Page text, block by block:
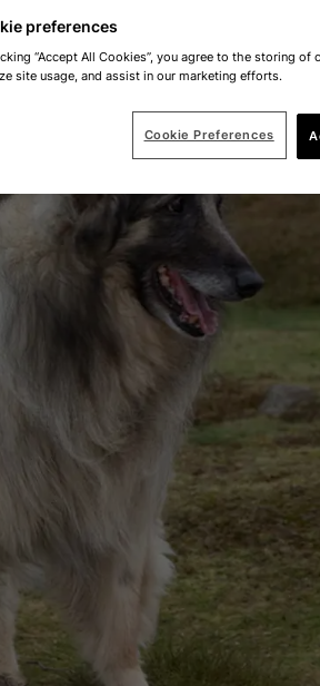
preferences
“Accept All Cookies”, you agree to the storing
site usage, and assist in our marketing efforts.
Cookie Preferences